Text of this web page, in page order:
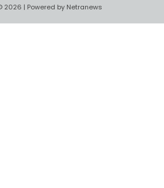
2026 | Powered by Netranews